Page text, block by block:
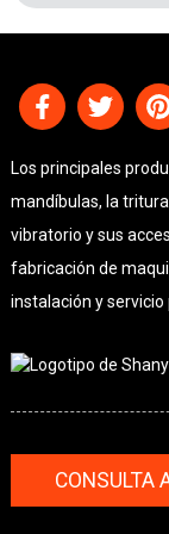
Los principales
mandíbulas, la
vibratorio y sus
fabricación de
instalación y servicio
CONSULTA